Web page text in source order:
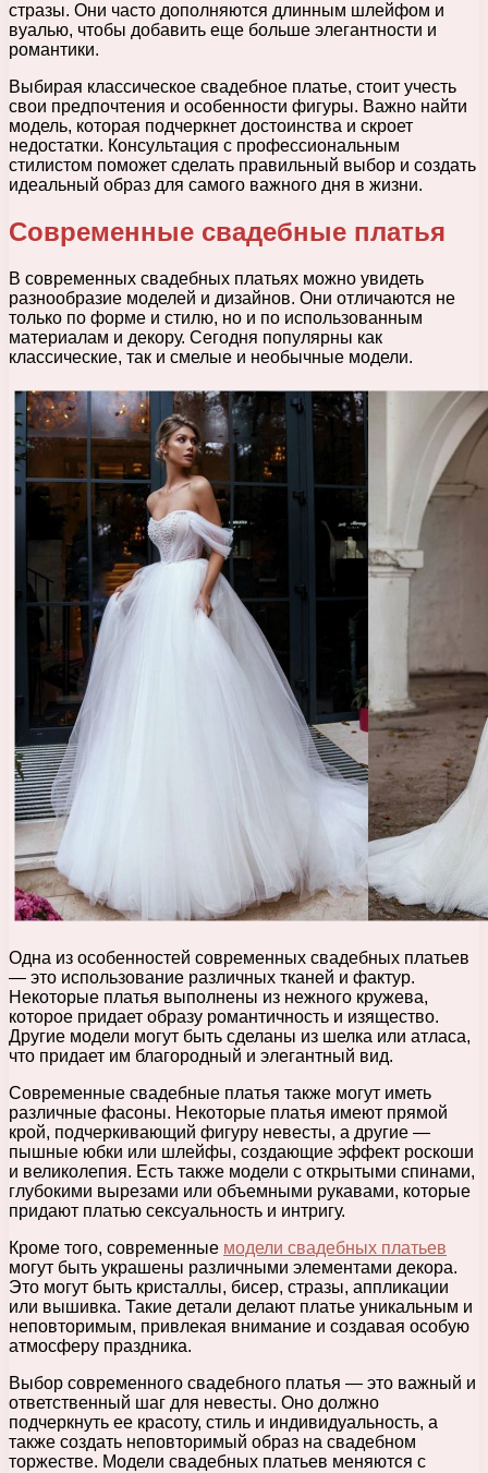
стразы. Они часто дополняются длинным шлейфом и
вуалью, чтобы добавить еще больше элегантности и
романтики.
Выбирая классическое свадебное платье, стоит учесть
свои предпочтения и особенности фигуры. Важно найти
модель, которая подчеркнет достоинства и скроет
недостатки. Консультация с профессиональным
стилистом поможет сделать правильный выбор и создать
идеальный образ для самого важного дня в жизни.
Современные свадебные платья
В современных свадебных платьях можно увидеть
разнообразие моделей и дизайнов. Они отличаются не
только по форме и стилю, но и по использованным
материалам и декору. Сегодня популярны как
классические, так и смелые и необычные модели.
Одна из особенностей современных свадебных платьев
— это использование различных тканей и фактур.
Некоторые платья выполнены из нежного кружева,
которое придает образу романтичность и изящество.
Другие модели могут быть сделаны из шелка или атласа,
что придает им благородный и элегантный вид.
Современные свадебные платья также могут иметь
различные фасоны. Некоторые платья имеют прямой
крой, подчеркивающий фигуру невесты, а другие —
пышные юбки или шлейфы, создающие эффект роскоши
и великолепия. Есть также модели с открытыми спинами,
глубокими вырезами или объемными рукавами, которые
придают платью сексуальность и интригу.
Кроме того, современные модели свадебных платьев
могут быть украшены различными элементами декора.
Это могут быть кристаллы, бисер, стразы, аппликации
или вышивка. Такие детали делают платье уникальным и
неповторимым, привлекая внимание и создавая особую
атмосферу праздника.
Выбор современного свадебного платья — это важный и
ответственный шаг для невесты. Оно должно
подчеркнуть ее красоту, стиль и индивидуальность, а
также создать неповторимый образ на свадебном
торжестве. Модели свадебных платьев меняются с